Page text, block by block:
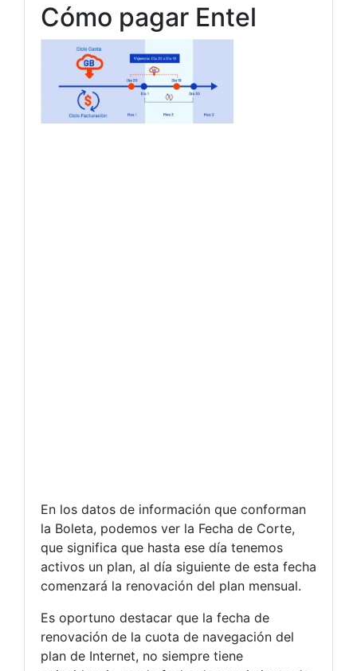
Cómo pagar Entel
En los datos de información que conforman
la Boleta, podemos ver la Fecha de Corte,
que significa que hasta ese día tenemos
activos un plan, al día siguiente de esta fecha
comenzará la renovación del plan mensual.
Es oportuno destacar que la fecha de
renovación de la cuota de navegación del
plan de Internet, no siempre tiene